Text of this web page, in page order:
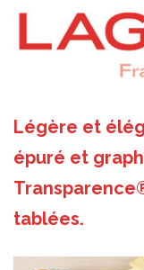
Légère et
épuré et
tablées.